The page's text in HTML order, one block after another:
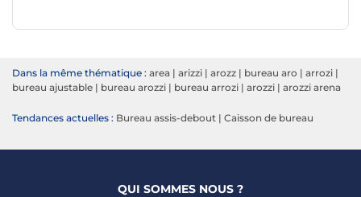
Dans la même thématique : area | arizzi | arozz | bureau aro | arrozi |
bureau ajustable | bureau arozzi | bureau arrozi | arozzi | arozzi arena
Tendances actuelles : Bureau assis-debout | Caisson de bureau
QUI SOMMES NOUS ?